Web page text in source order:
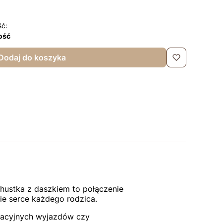
do koszyka
z daszkiem to połączenie
serce każdego rodzica.
wyjazdów czy